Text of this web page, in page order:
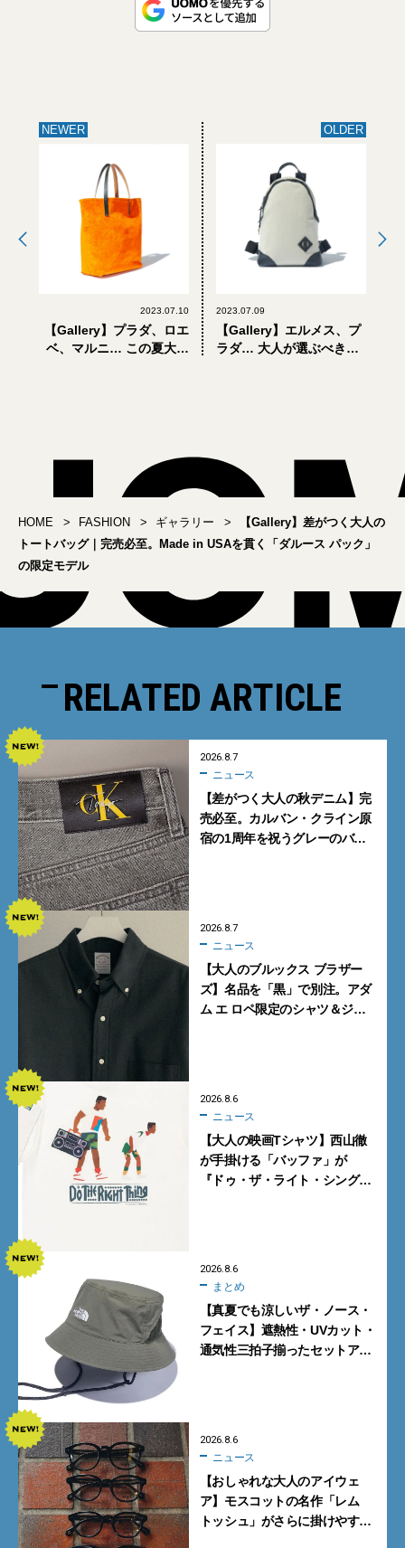
NEWER
2023.07.10
【Gallery】プラダ、ロエ
ベ、マルニ… この夏大人
OLDER
2023.07.09
【Gallery】エルメス、プ
ラダ… 大人が選ぶべき人
HOME FASHION ギャラリー
【Gallery】差がつく大人の
トートバッグ｜完売必至。Made in USAを貫く「ダルース パック」
の限定モデル
RELATED ARTICLE
2026.8.7
ニュース
【差がつく大人の秋デニム】完
売必至。カルバン・クライン原
宿の1周年を祝うグレーのバ
2026.8.7
ニュース
【大人のブルックス ブラザー
ズ】名品を「黒」で別注。アダ
ム エ ロペ限定のシャツ＆ジャ
2026.8.6
ニュース
【大人の映画Tシャツ】西山徹
が手掛ける「バッファ」が
『ドゥ・ザ・ライト・シング』
2026.8.6
まとめ
【真夏でも涼しいザ・ノース・
フェイス】遮熱性・UVカット・
通気性三拍子揃ったセットアッ
2026.8.6
ニュース
【おしゃれな大人のアイウェ
ア】モスコットの名作「レム
トッシュ」がさらに掛けやす